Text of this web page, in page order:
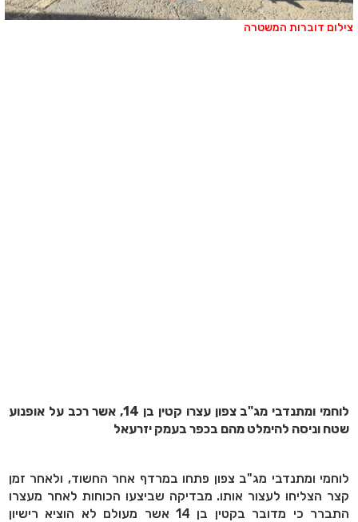
דוברות המשטרה
לוחמי ומתנדבי מג"ב צפון עצרו קטין בן 14, אשר רכב על אופנוע
שטח וניסה להימלט מהם בכפר בעמק יזרעאל
לוחמי ומתנדבי מג"ב צפון פתחו במרדף אחר החשוד, ולאחר זמן
קצר הצליחו לעצור אותו. מבדיקה שביצעו הכוחות לאחר מעצרו
התברר כי מדובר בקטין בן 14 אשר מעולם לא הוציא רישיון